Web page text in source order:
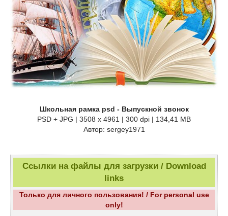
Школьная рамка psd - Выпускной звонок
PSD + JPG | 3508 x 4961 | 300 dpi | 134,41 MB
Автор: sergey1971
Ссылки на файлы для загрузки / Download
links
Только для личного пользования! / For personal use
only!